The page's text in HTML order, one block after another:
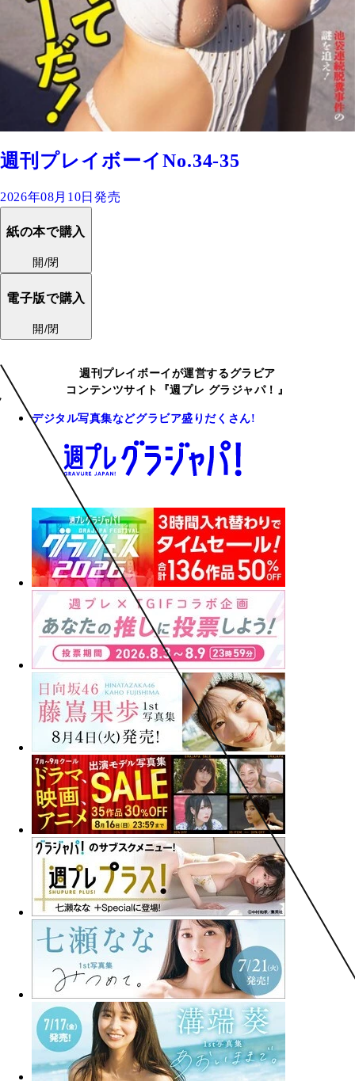
週刊プレイボーイNo.34-35
2026年08月10日発売
紙の本で購入
開/閉
電子版で購入
開/閉
週刊プレイボーイが運営するグラビア
コンテンツサイト『週プレ グラジャパ！』
デジタル写真集などグラビア盛りだくさん!